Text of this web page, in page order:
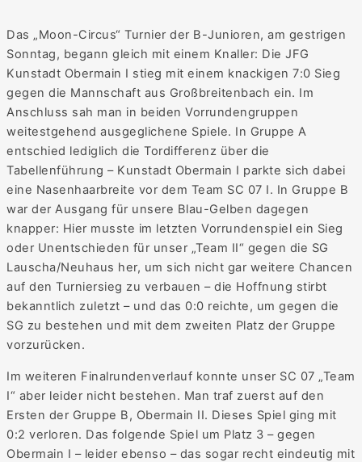
Das „Moon-Circus“ Turnier der B-Junioren, am gestrigen
Sonntag, begann gleich mit einem Knaller: Die JFG
Kunstadt Obermain I stieg mit einem knackigen 7:0 Sieg
gegen die Mannschaft aus Großbreitenbach ein. Im
Anschluss sah man in beiden Vorrundengruppen
weitestgehend ausgeglichene Spiele. In Gruppe A
entschied lediglich die Tordifferenz über die
Tabellenführung – Kunstadt Obermain I parkte sich dabei
eine Nasenhaarbreite vor dem Team SC 07 I. In Gruppe B
war der Ausgang für unsere Blau-Gelben dagegen
knapper: Hier musste im letzten Vorrundenspiel ein Sieg
oder Unentschieden für unser „Team II“ gegen die SG
Lauscha/Neuhaus her, um sich nicht gar weitere Chancen
auf den Turniersieg zu verbauen – die Hoffnung stirbt
bekanntlich zuletzt – und das 0:0 reichte, um gegen die
SG zu bestehen und mit dem zweiten Platz der Gruppe
vorzurücken.
Im weiteren Finalrundenverlauf konnte unser SC 07 „Team
I“ aber leider nicht bestehen. Man traf zuerst auf den
Ersten der Gruppe B, Obermain II. Dieses Spiel ging mit
0:2 verloren. Das folgende Spiel um Platz 3 – gegen
Obermain I – leider ebenso – das sogar recht eindeutig mit